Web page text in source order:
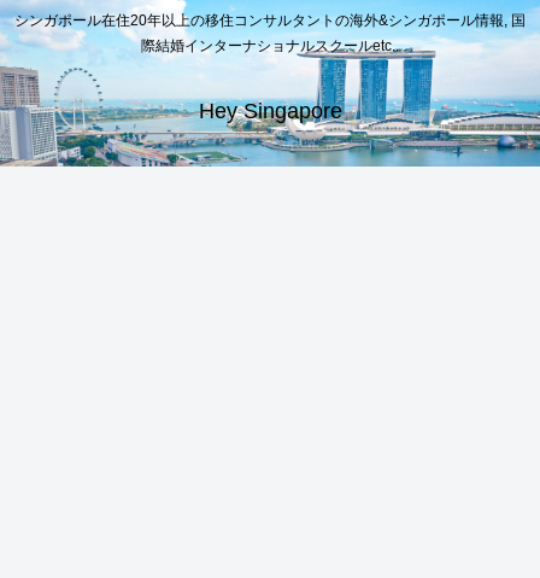
シンガポール在住20年以上の移住コンサルタントの海外&シンガポール情報, 国
際結婚インターナショナルスクールetc..
Hey Singapore